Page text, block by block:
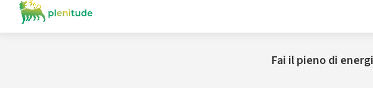
Fai il pieno di